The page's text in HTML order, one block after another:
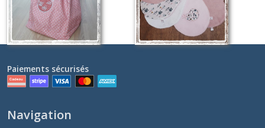
Paiements sécurisés
Navigation